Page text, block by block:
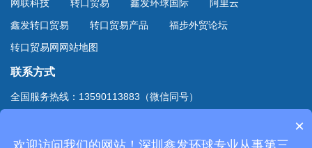
网联科技 转口贸易 鑫发环球国际
阿里云
鑫发转口贸易
转口贸易产品
福步外贸论坛
转口贸易网网站地图
联系方式
全国服务热线：13590113883（微信同号）
×